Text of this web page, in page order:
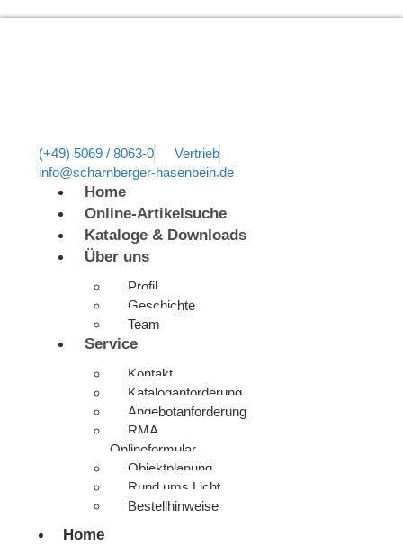
(+49) 5069 / 8063-0
Vertrieb
info@scharnberger-hasenbein.de
Home
Online-Artikelsuche
Kataloge & Downloads
Über uns
Profil
Geschichte
Team
Service
Kontakt
Kataloganforderung
Angebotanforderung
RMA
Onlineformular
Objektplanung
Rund ums Licht
Bestellhinweise
Home